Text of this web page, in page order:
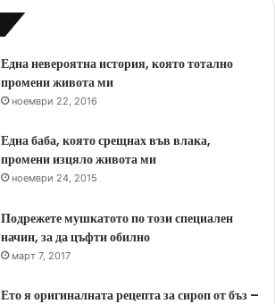
Една невероятна история, която тотално
промени живота ми
ноември 22, 2016
Една баба, която срещнах във влака,
промени изцяло живота ми
ноември 24, 2015
Подрежете мушкатото по този специален
начин, за да цъфти обилно
март 7, 2017
Ето я оригиналната рецепта за сироп от бъз –